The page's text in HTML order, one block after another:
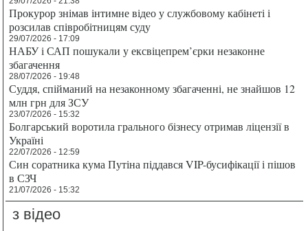
Прокурор знімав інтимне відео у службовому кабінеті і
розсилав співробітницям суду
29/07/2026 - 17:09
НАБУ і САП пошукали у ексвіцепрем’єрки незаконне
збагачення
28/07/2026 - 19:48
Суддя, спійманий на незаконному збагаченні, не знайшов 12
млн грн для ЗСУ
23/07/2026 - 15:32
Болгарський воротила грального бізнесу отримав ліцензії в
Україні
22/07/2026 - 12:59
Син соратника кума Путіна піддався VIP-бусифікації і пішов
в СЗЧ
21/07/2026 - 15:32
з відео